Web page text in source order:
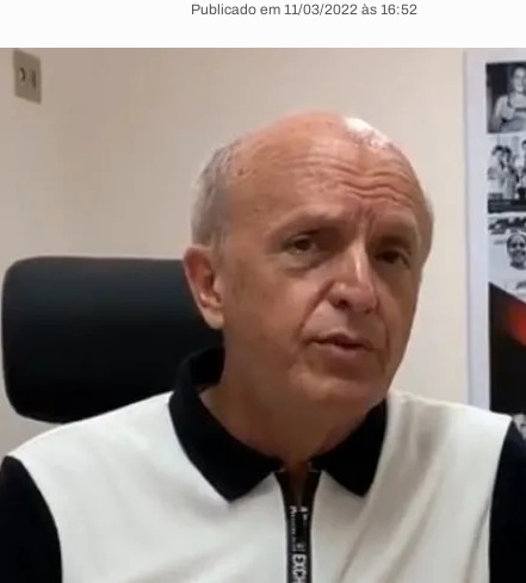
Publicado em 11/03/2022 às 16:52